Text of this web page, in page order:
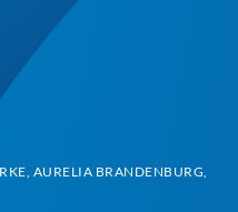
AURELIA BRANDENBURG,